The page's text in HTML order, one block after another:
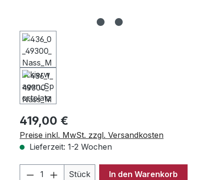
Regulärer Preis:
419,00 €
Preise inkl. MwSt. zzgl. Versandkosten
Lieferzeit: 1-2 Wochen
Produkt Anzahl: Gib den
Stück In den Warenkorb